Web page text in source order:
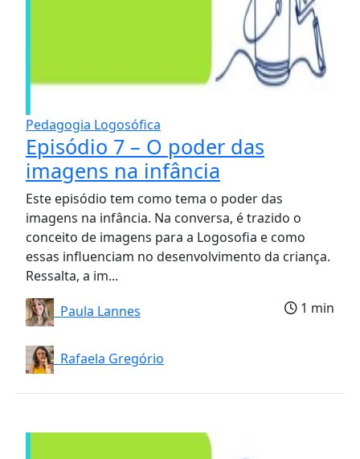
Pedagogia Logosófica
Episódio 7 – O poder das
imagens na infância
Este episódio tem como tema o poder das
imagens na infância. Na conversa, é trazido o
conceito de imagens para a Logosofia e como
essas influenciam no desenvolvimento da criança.
Ressalta, a im...
Paula Lannes
Rafaela Gregório
1 min